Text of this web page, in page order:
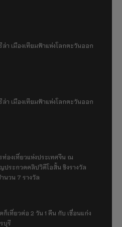
ล่า เมืองเทียมฟ้าแห่งโลกตะวันออก
ล่า เมืองเทียมฟ้าแห่งโลกตะวันออก
ท่องเที่ยวแห่งประเทศจีน ณ
ประกวดคลิปวิดีโอสั้น ชิงรางวัล
นวน 7 รางวัล
ก็เที่ยวต่อ 2 วัน 1 คืน กับ เขื่อนแก่ง
บุรี